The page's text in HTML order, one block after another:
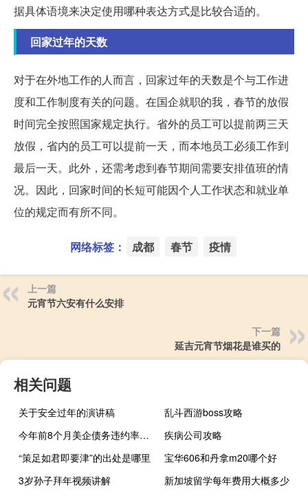
据具体语境来决定使用哪种表达方式是比较合适的。
回家过年的天数
对于在外地工作的人而言，回家过年的天数是个与工作进
度和工作制度有关的问题。在国企就职的我，春节的放假
时间完全按照国家规定执行。省外的员工可以提前两三天
放假，省内的员工可以提前一天，而本地员工必须工作到
最后一天。此外，还需考虑到春节期间需要安排值班的情
况。因此，回家时间的长短可能因个人工作状态和就业单
位的规定而有所不同。
网络标签： 成都 春节 疫情
上一篇
元宵节六安有什么安排
下一篇
延吉元宵节烟花是谁买的
相关问题
关于安全过年的演讲稿
乱斗西游boss攻略
今年前8个月美企债务违约率飙升176%
疾病公司攻略
“策足如君即要津”的出处是哪里
宝华606和丹拿m20哪个好
3岁孙子拜年视频讲解
新加坡留学每年费用大概多少